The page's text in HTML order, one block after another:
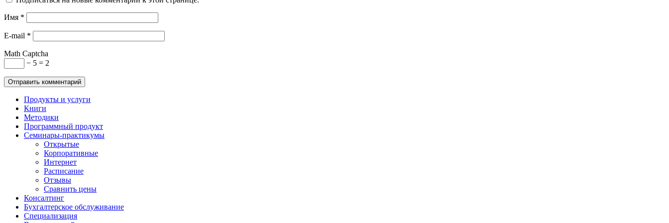
Имя *
E-mail *
Math Captcha
− 5 = 2
Продукты и услуги
Книги
Методики
Программный продукт
Семинары-практикумы
Открытые
Корпоративные
Интернет
Расписание
Отзывы
Сравнить цены
Консалтинг
Бухгалтерское обслуживание
Специализация